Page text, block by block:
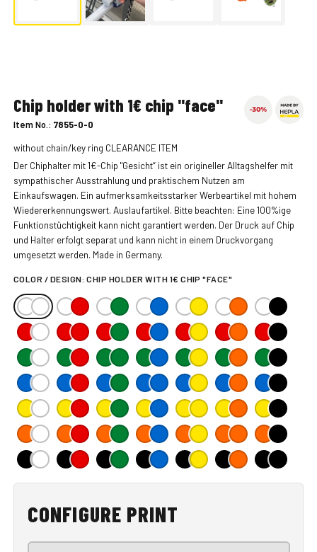
Chip holder with 1€ chip "face"
Item No.: 7855-0-0
without chain/key ring CLEARANCE ITEM
Der Chiphalter mit 1€-Chip "Gesicht“ ist ein origineller Alltagshelfer mit
sympathischer Ausstrahlung und praktischem Nutzen am
Einkaufswagen. Ein aufmerksamkeitsstarker Werbeartikel mit hohem
Wiedererkennungswert. Auslaufartikel. Bitte beachten: Eine 100%ige
Funktionstüchtigkeit kann nicht garantiert werden. Der Druck auf Chip
und Halter erfolgt separat und kann nicht in einem Druckvorgang
umgesetzt werden. Made in Germany.
COLOR / DESIGN:CHIP HOLDER WITH 1€ CHIP "FACE"
CONFIGURE PRINT